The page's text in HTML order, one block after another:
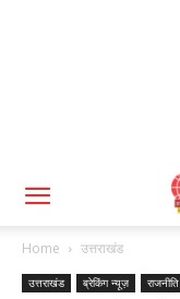
Home उत्तराखंड
उत्तराखंड ब्रेकिंग न्यूज़ राजनीति